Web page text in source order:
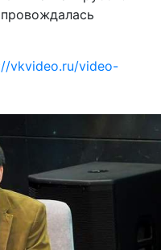
vkvideo.ru/video-